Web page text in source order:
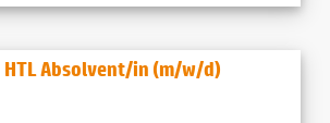
HTL Absolvent/in (m/w/d)